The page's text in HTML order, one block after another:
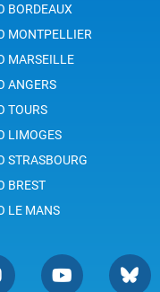
BORDEAUX
MONTPELLIER
MARSEILLE
ANGERS
TOURS
LIMOGES
STRASBOURG
BREST
LE MANS